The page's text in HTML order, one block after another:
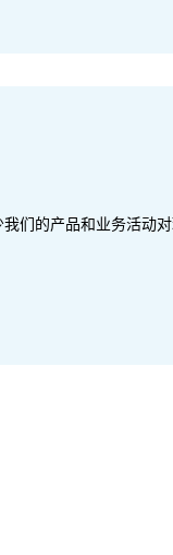
们的产品和业务活动